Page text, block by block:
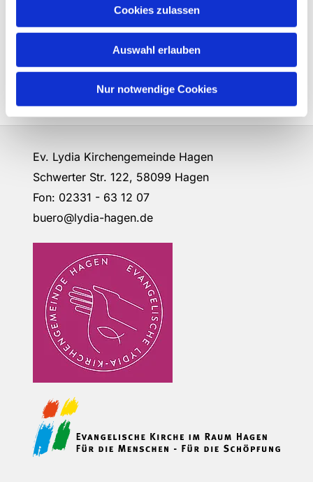
Cookies zulassen
Auswahl erlauben
Nur notwendige Cookies
Ev. Lydia Kirchengemeinde Hagen
Schwerter Str. 122, 58099 Hagen
Fon: 02331 - 63 12 07
buero@lydia-hagen.de